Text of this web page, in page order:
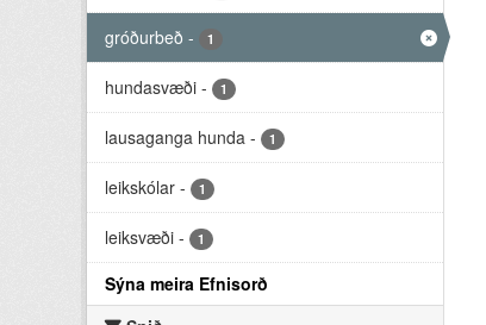
gróðurbeð - 1
hundasvæði - 1
lausaganga hunda - 1
leikskólar - 1
leiksvæði - 1
Sýna meira Efnisorð